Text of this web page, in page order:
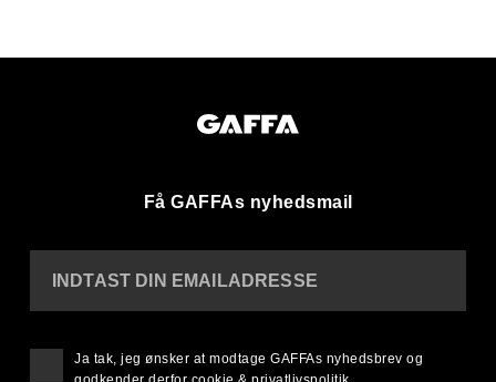
Få GAFFAs nyhedsmail
INDTAST DIN EMAILADRESSE
Ja tak, jeg ønsker at modtage GAFFAs nyhedsbrev og